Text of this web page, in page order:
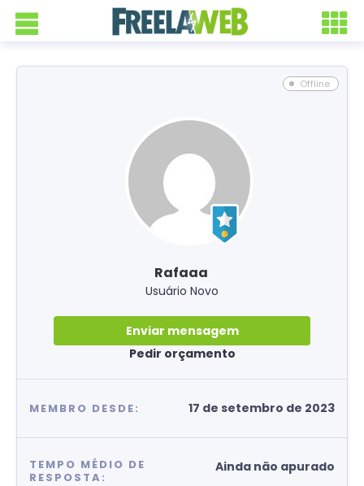
Offline
Rafaaa
Usuário Novo
Enviar mensagem
Pedir orçamento
MEMBRO DESDE: 17 de setembro de 2023
TEMPO MÉDIO DE
RESPOSTA:
Ainda não apurado